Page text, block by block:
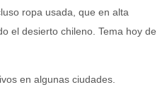
ropa usada, que en alta
el desierto chileno. Tema hoy de
en algunas ciudades.